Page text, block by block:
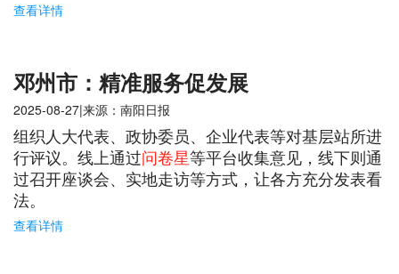
查看详情
邓州市：精准服务促发展
2025-08-27|来源：南阳日报
组织人大代表、政协委员、企业代表等对基层站所进
行评议。线上通过问卷星等平台收集意见，线下则通
过召开座谈会、实地走访等方式，让各方充分发表看
法。
查看详情